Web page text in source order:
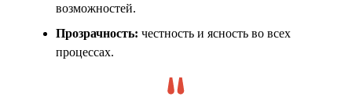
возможностей.
Прозрачность: честность и ясность во всех
процессах.